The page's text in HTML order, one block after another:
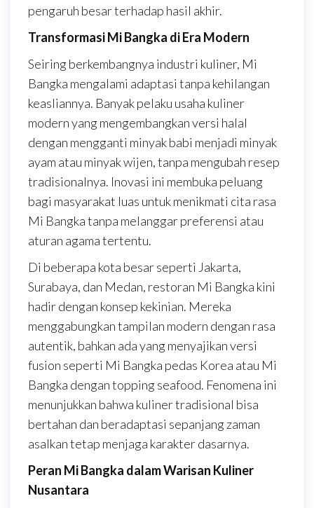
pengaruh besar terhadap hasil akhir.
Transformasi Mi Bangka di Era Modern
Seiring berkembangnya industri kuliner, Mi
Bangka mengalami adaptasi tanpa kehilangan
keasliannya. Banyak pelaku usaha kuliner
modern yang mengembangkan versi halal
dengan mengganti minyak babi menjadi minyak
ayam atau minyak wijen, tanpa mengubah resep
tradisionalnya. Inovasi ini membuka peluang
bagi masyarakat luas untuk menikmati cita rasa
Mi Bangka tanpa melanggar preferensi atau
aturan agama tertentu.
Di beberapa kota besar seperti Jakarta,
Surabaya, dan Medan, restoran Mi Bangka kini
hadir dengan konsep kekinian. Mereka
menggabungkan tampilan modern dengan rasa
autentik, bahkan ada yang menyajikan versi
fusion seperti Mi Bangka pedas Korea atau Mi
Bangka dengan topping seafood. Fenomena ini
menunjukkan bahwa kuliner tradisional bisa
bertahan dan beradaptasi sepanjang zaman
asalkan tetap menjaga karakter dasarnya.
Peran Mi Bangka dalam Warisan Kuliner
Nusantara